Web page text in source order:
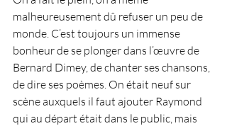
malheureusement dû refuser un peu de
monde. C’est toujours un immense
bonheur de se plonger dans l’œuvre de
Bernard Dimey, de chanter ses chansons,
de dire ses poèmes. On était neuf sur
scène auxquels il faut ajouter Raymond
qui au départ était dans le public, mais